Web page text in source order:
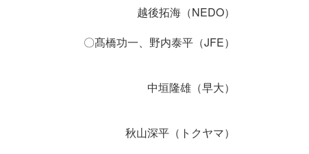
越後拓海（NEDO）
〇髙橋功一、野内泰平（JFE）
中垣隆雄（早大）
秋山深平（トクヤマ）